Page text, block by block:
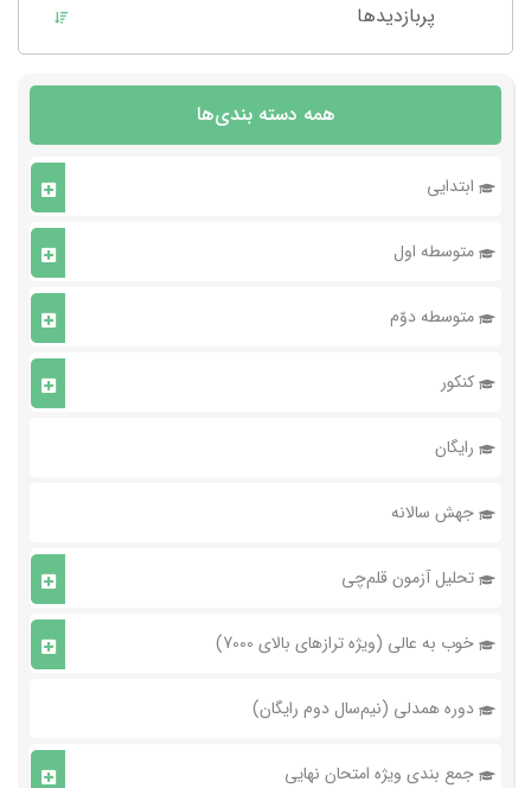
پربازدید‌ها
همه دسته بندی‌ها
ابتدایی
متوسطه اول
متوسطه دوّم
کنکور
رایگان
جهش سالانه
تحلیل آزمون قلم‌چی
خوب به عالی (ویژه ترازهای بالای 7000)
دوره همدلی (نیم‌سال دوم رایگان)
جمع بندی ویژه امتحان نهایی